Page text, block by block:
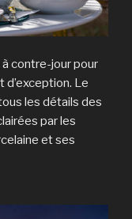
contre-jour pour
Le
les détails des
par les
et ses